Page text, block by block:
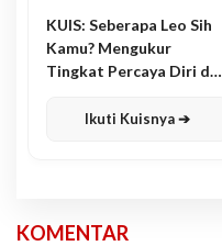
KUIS: Seberapa Leo Sih
Kamu? Mengukur
Tingkat Percaya Diri dan
Ikuti Kuisnya ➔
KOMENTAR